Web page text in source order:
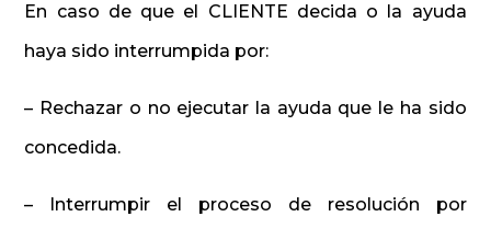
En caso de que el CLIENTE decida o la ayuda
haya sido interrumpida por:
– Rechazar o no ejecutar la ayuda que le ha sido
concedida.
– Interrumpir el proceso de resolución por